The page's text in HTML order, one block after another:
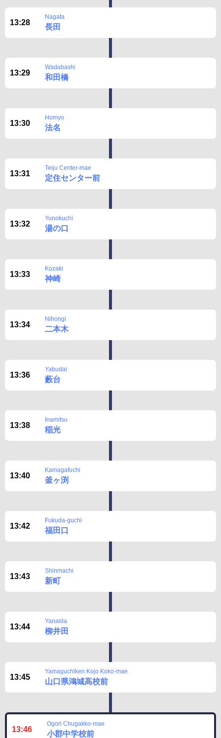
13:28
Nagata
長田
13:29
Wadabashi
和田橋
13:30
Homyo
法名
13:31
Teiju Center-mae
定住センター前
13:32
Yunokuchi
湯の口
13:33
Kozaki
神崎
13:34
Nihongi
二本木
13:36
Yabudai
藪台
13:38
Inamitsu
稲光
13:40
Kamagafuchi
釜ヶ渕
13:42
Fukuda-guchi
福田口
13:43
Shinmachi
新町
13:44
Yanaida
柳井田
13:45
Yamaguchiken Kojo Koko-mae
山口県鴻城高校前
13:46
Ogori Chugakko-mae
小郡中学校前